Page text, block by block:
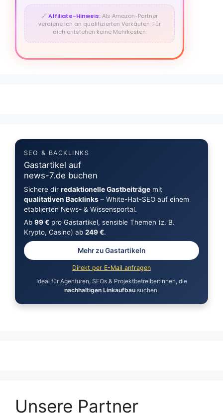
🔗Affiliate-Hinweis:Als Amazon-Partner
verdiene ich an qualifizierten Verkäufen. Für
dich entstehen keine Mehrkosten.
SEO & BACKLINKS
Gastartikel auf
news-7.de buchen
Sichere dir redaktionelle Gastbeiträgemit
qualitativen Backlinks– White-Hat-SEO auf einem
etablierten News- & Wissensportal.
Ab 99 €pro Gastartikel, sensible Themen (z. B.
Krypto, Casino) ab 249 €.
Mehr zu Gastartikeln
Direkt per E-Mail anfragen
Ideal für Agenturen, SEOs & Projektbetreiber:innen, die
nachhaltigen Linkaufbau suchen.
Unsere Partner